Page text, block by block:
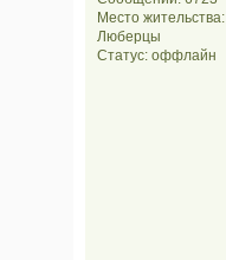
Место жительства:
Люберцы
Статус: оффлайн